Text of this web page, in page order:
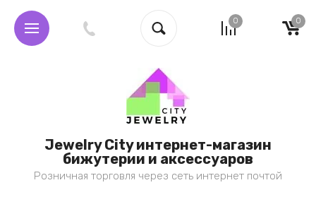
0 0
Jewelry City интернет-магазин
бижутерии и аксессуаров
Розничная торговля через сеть интернет почтой